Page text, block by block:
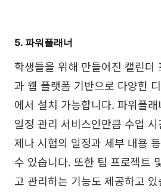
5. 파워플래너
학생들을 위해 만들어진 캘린더
과 웹 플랫폼 기반으로 다양한
에서 설치 가능합니다. 파워플
일정 관리 서비스인만큼 수업
제나 시험의 일정과 세부 내용
수 있습니다. 또한 팀 프로젝트
고 관리하는 기능도 제공하고 있